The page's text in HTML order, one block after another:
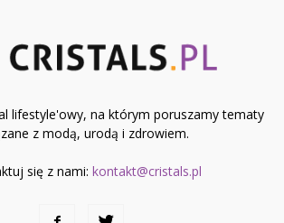
lifestyle'owy, na którym poruszamy tematy
z modą, urodą i zdrowiem.
się z nami: kontakt@cristals.pl